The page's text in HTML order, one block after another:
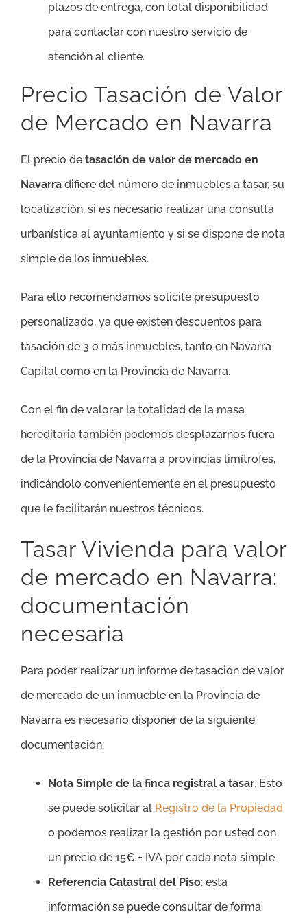
plazos de entrega, con total disponibilidad
para contactar con nuestro servicio de
atención al cliente.
Precio Tasación de Valor
de Mercado en Navarra
El precio de tasación de valor de mercado en
Navarra difiere del número de inmuebles a tasar, su
localización, si es necesario realizar una consulta
urbanística al ayuntamiento y si se dispone de nota
simple de los inmuebles.
Para ello recomendamos solicite presupuesto
personalizado, ya que existen descuentos para
tasación de 3 o más inmuebles, tanto en Navarra
Capital como en la Provincia de Navarra.
Con el fin de valorar la totalidad de la masa
hereditaria también podemos desplazarnos fuera
de la Provincia de Navarra a provincias limítrofes,
indicándolo convenientemente en el presupuesto
que le facilitarán nuestros técnicos.
Tasar Vivienda para valor
de mercado en Navarra:
documentación
necesaria
Para poder realizar un informe de tasación de valor
de mercado de un inmueble en la Provincia de
Navarra es necesario disponer de la siguiente
documentación:
Nota Simple de la finca registral a tasar. Esto
se puede solicitar al Registro de la Propiedad
o podemos realizar la gestión por usted con
un precio de 15€ + IVA por cada nota simple
Referencia Catastral del Piso: esta
información se puede consultar de forma